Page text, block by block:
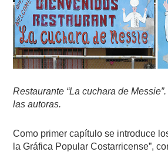
Restaurante “La cuchara de
las autoras.
Como primer capítulo se introduce
la Gráfica Popular Costarricense”,